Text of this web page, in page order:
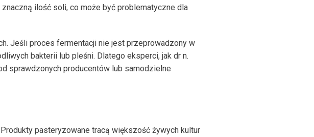
ilość soli, co może być problematyczne dla
Jeśli proces fermentacji nie jest przeprowadzony w
bakterii lub pleśni. Dlatego eksperci, jak dr n.
sprawdzonych producentów lub samodzielne
pasteryzowane tracą większość żywych kultur